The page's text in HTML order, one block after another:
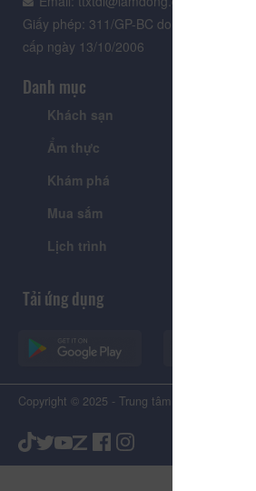
Giấy phép: 311/GP-BC do Cục Báo chí -
cấp ngày 13/10/2006
Danh mục
Khách sạn
Ẩm thực
Khám phá
Mua sắm
Lịch trình
Tải ứng dụng
Copyright © 2025 - Trung tâm Xúc tiến Du lịch